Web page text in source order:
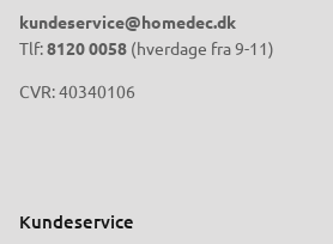
kundeservice@homedec.dk
Tlf:8120 0058 (hverdage fra 9-11)
CVR: 40340106
Kundeservice